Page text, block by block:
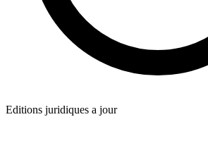
Editions juridiques a jour